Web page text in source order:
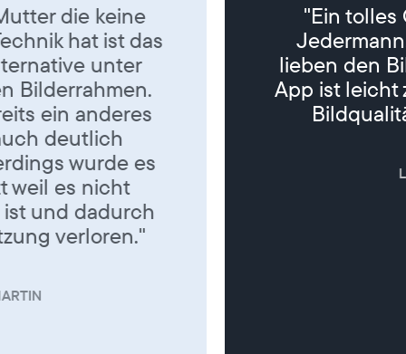
"Ein tolles Geschenk für
Jedermann. Meine Eltern
lieben den Bilderrahmen. Die
App ist leicht zu bedienen, die
Bildqualität ist super. "